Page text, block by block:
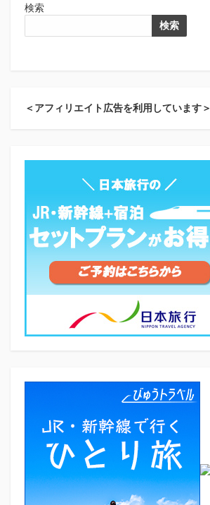
検索
検索
＜アフィリエイト広告を利用しています＞